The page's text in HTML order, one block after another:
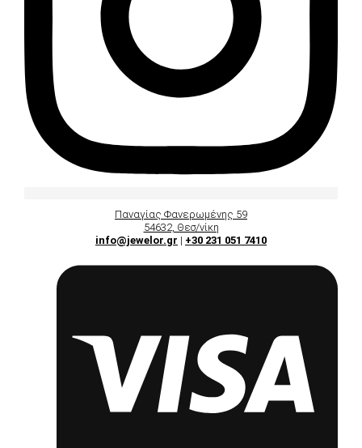
Παναγίας Φανερωμένης 59
54632, Θεσ/νίκη
info@jewelor.gr | +30 231 051 7410